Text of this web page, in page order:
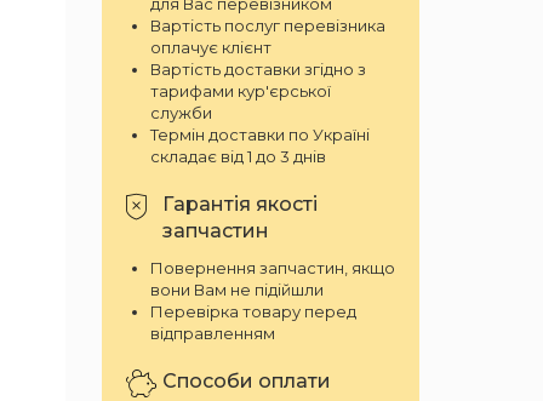
Вартість послуг перевізника
оплачує клієнт
Вартість доставки згідно з
тарифами кур'єрської
служби
Термін доставки по Україні
складає від 1 до 3 днів
Гарантія якості
запчастин
Повернення запчастин, якщо
вони Вам не підійшли
Перевірка товару перед
відправленням
Способи оплати